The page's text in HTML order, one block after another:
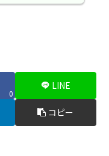
0
LINE
コピー